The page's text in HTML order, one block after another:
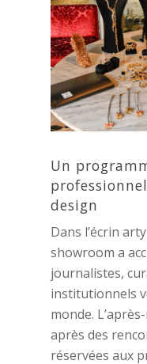
Un
design
Dans l’écrin
showroom a
journalistes,
institutionnels
monde.
après des
réservées aux